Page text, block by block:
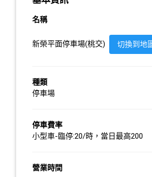
名稱
新榮平面停車場(桃交) 切換到地
種類
停車場
停車費率
小型車-臨停:20/時，當日最高200
營業時間